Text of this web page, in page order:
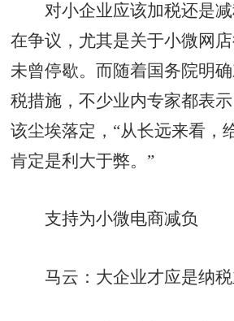
对小企业应该加税还是减
在争议，尤其是关于小微网
未曾停歇。而随着国务院明
税措施，不少业内专家都表
该尘埃落定，“从长远来看，
肯定是利大于弊。”
支持为小微电商减负
马云：大企业才应是纳税